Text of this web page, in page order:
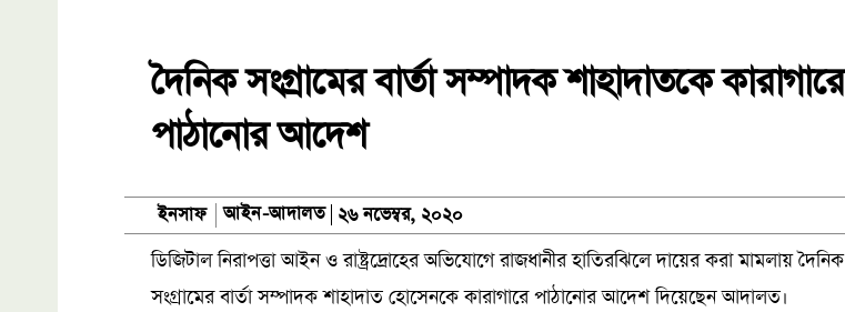
দৈনিক সংগ্রামের বার্তা সম্পাদক শাহাদাতকে কারাগারে
পাঠানোর আদেশ
ইনসাফ আইন-আদালত ২৬ নভেম্বর, ২০২০
ডিজিটাল নিরাপত্তা আইন ও রাষ্ট্রদ্রোহের অভিযোগে রাজধানীর হাতিরঝিলে দায়ের করা মামলায় দৈনিক
সংগ্রামের বার্তা সম্পাদক শাহাদাত হোসেনকে কারাগারে পাঠানোর আদেশ দিয়েছেন আদালত।